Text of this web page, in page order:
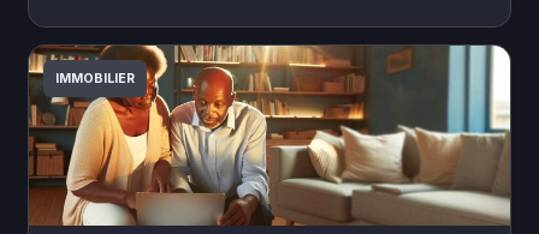
IMMOBILIER